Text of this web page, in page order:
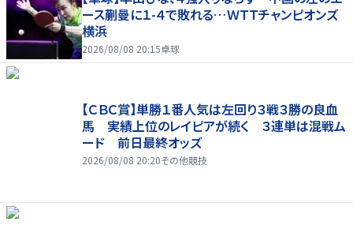
ース蒯曼に１-４で敗れる…ＷＴＴチャンピオンズ
横浜
2026/08/08 20:15卓球
【ＣＢＣ賞】単勝１番人気は左回り３戦３勝の良血
馬 実績上位のレイピアが続く ３連単は混戦ム
ード 前日最終オッズ
2026/08/08 20:20その他競技